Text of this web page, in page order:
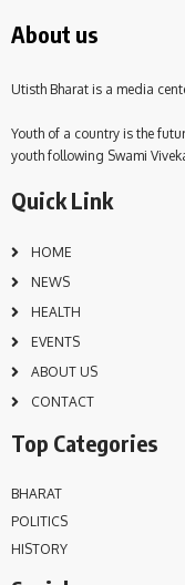
About us
Utisth Bharat is a media
Youth of a country is the
youth following Swami
Quick Link
HOME
NEWS
HEALTH
EVENTS
ABOUT US
CONTACT
Top Categories
BHARAT
POLITICS
HISTORY